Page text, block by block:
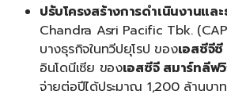
ปรับโครงสร้างการดำเนินงานแล
Chandra Asri Pacific Tbk.
บางธุรกิจในทวีปยุโรป ของเอสซีจีซี
อินโดนีเซีย ของเอสซีจี สมาร์ทลีฟ
จ่ายต่อปีได้ประมาณ 1,200 ล้านบาท